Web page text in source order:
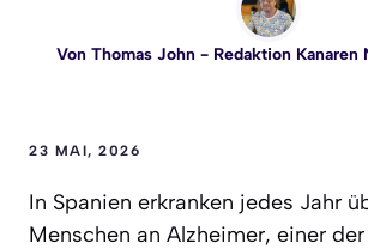
Von Thomas John- Redaktion Kanaren
23 MAI, 2026
In Spanien erkranken jedes Jahr
Menschen an Alzheimer, einer